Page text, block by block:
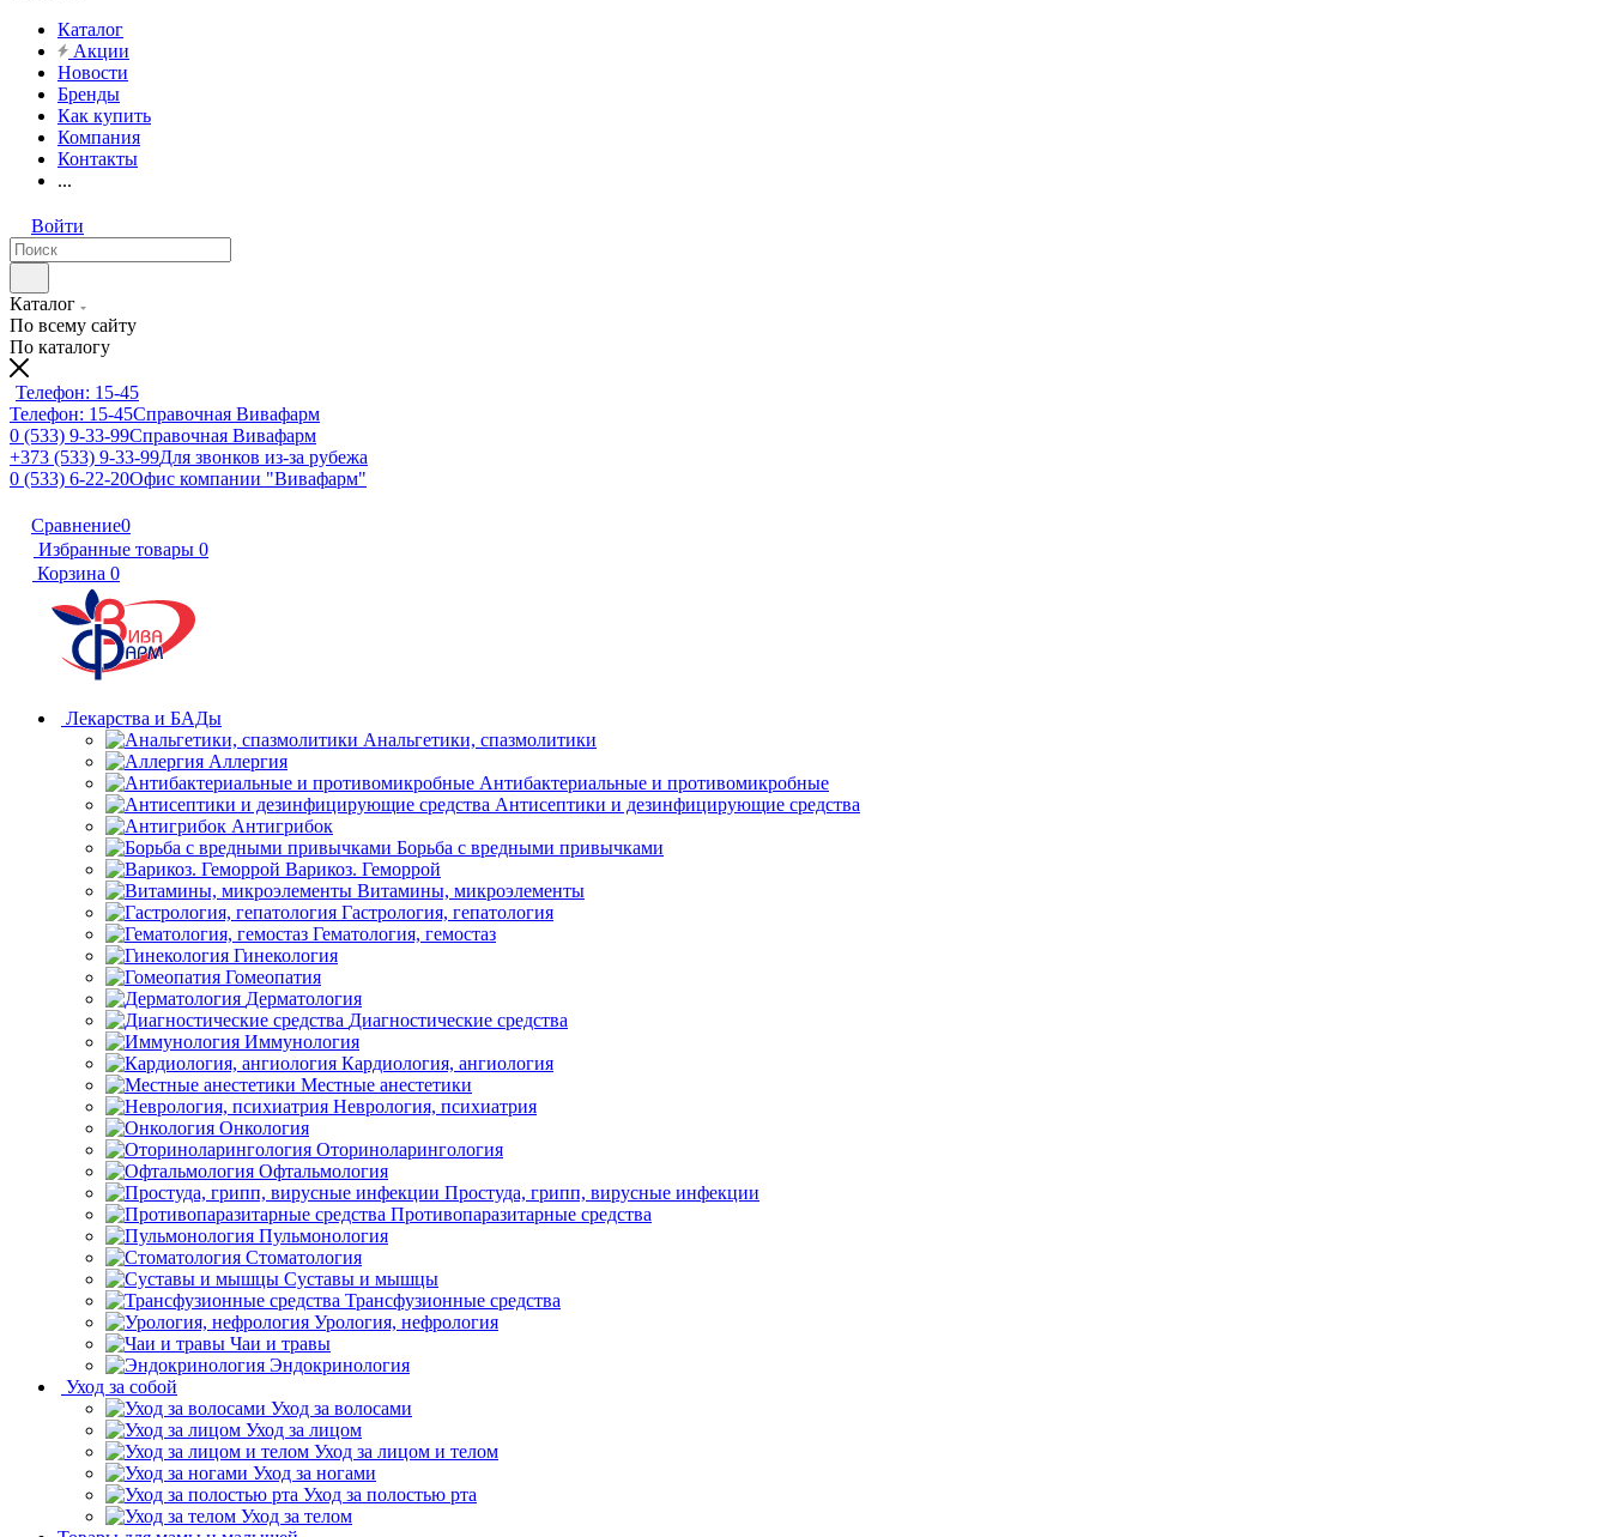
Каталог
Акции
Новости
Бренды
Как купить
Компания
Контакты
...
Войти
Каталог
По всему сайту
По каталогу
Телефон: 15-45
Телефон: 15-45Справочная Вивафарм
0 (533) 9-33-99Справочная Вивафарм
+373 (533) 9-33-99Для звонков из-за рубежа
0 (533) 6-22-20Офис компании "Вивафарм"
Сравнение0
Избранные товары 0
Корзина 0
Лекарства и БАДы
Анальгетики, спазмолитики
Аллергия
Антибактериальные и противомикробные
Антисептики и дезинфицирующие средства
Антигрибок
Борьба с вредными привычками
Варикоз. Геморрой
Витамины, микроэлементы
Гастрология, гепатология
Гематология, гемостаз
Гинекология
Гомеопатия
Дерматология
Диагностические средства
Иммунология
Кардиология, ангиология
Местные анестетики
Неврология, психиатрия
Онкология
Оториноларингология
Офтальмология
Простуда, грипп, вирусные инфекции
Противопаразитарные средства
Пульмонология
Стоматология
Суставы и мышцы
Трансфузионные средства
Урология, нефрология
Чаи и травы
Эндокринология
Уход за собой
Уход за волосами
Уход за лицом
Уход за лицом и телом
Уход за ногами
Уход за полостью рта
Уход за телом